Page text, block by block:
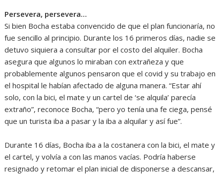
Persevera, persevera…
Si bien Bocha estaba convencido de que el plan funcionaría, no
fue sencillo al principio. Durante los 16 primeros días, nadie se
detuvo siquiera a consultar por el costo del alquiler. Bocha
asegura que algunos lo miraban con extrañeza y que
probablemente algunos pensaron que el covid y su trabajo en
el hospital le habían afectado de alguna manera. “Estar ahí
solo, con la bici, el mate y un cartel de ‘se alquila’ parecía
extraño”, reconoce Bocha, “pero yo tenía una fe ciega, pensé
que un turista iba a pasar y la iba a alquilar y así fue”.
Durante 16 días, Bocha iba a la costanera con la bici, el mate y
el cartel, y volvía a con las manos vacías. Podría haberse
resignado y retomar el plan inicial de disponerse a descansar,